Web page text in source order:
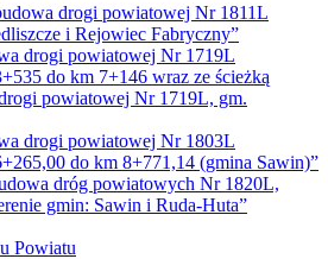
drogi powiatowej Nr 1811L
i Rejowiec Fabryczny”
drogi powiatowej Nr 1719L
do km 7+146 wraz ze ścieżką
powiatowej Nr 1719L, gm.
drogi powiatowej Nr 1803L
do km 8+771,14 (gmina Sawin)”
dróg powiatowych Nr 1820L,
gmin: Sawin i Ruda-Huta”
Powiatu